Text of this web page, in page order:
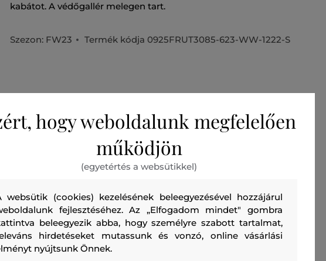
kabátot. A védőgallér melegen tart.
Szezon: FW23 Termék kódja 0925FRUT3085-623-WW-1222-S
felső anyag
90 % 10 %
bélésanyag
POLIAMID
100 %
hogy weboldalunk megfelelően
működjön
(egyetértés a websütikkel)
websütik (cookies) kezelésének beleegyezésével hozzájárul
fejlesztéséhez. Az „Elfogadom mindet" gombra
beleegyezik abba, hogy személyre szabott tartalmat,
hirdetéseket mutassunk és vonzó, online vásárlási
nyújtsunk Önnek.